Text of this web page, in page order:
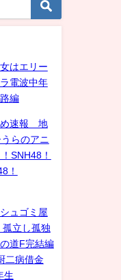
はエリー
電波中年
編
め速報 地
らのアニ
SNH48！
！
ュゴミ屋
立し孤独
道F完結編
二病借金
生